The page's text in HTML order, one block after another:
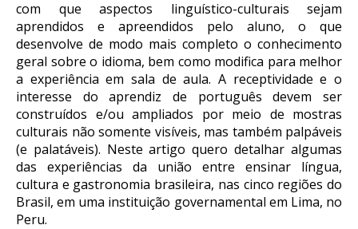
com que aspectos linguístico-culturais sejam
aprendidos e apreendidos pelo aluno, o que
desenvolve de modo mais completo o conhecimento
geral sobre o idioma, bem como modifica para melhor
a experiência em sala de aula. A receptividade e o
interesse do aprendiz de português devem ser
construídos e/ou ampliados por meio de mostras
culturais não somente visíveis, mas também palpáveis
(e palatáveis). Neste artigo quero detalhar algumas
das experiências da união entre ensinar língua,
cultura e gastronomia brasileira, nas cinco regiões do
Brasil, em uma instituição governamental em Lima, no
Peru.